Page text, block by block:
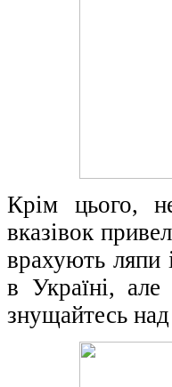
Крім цього,
вказівок
врахують ляпи
в Україні,
знущайтесь